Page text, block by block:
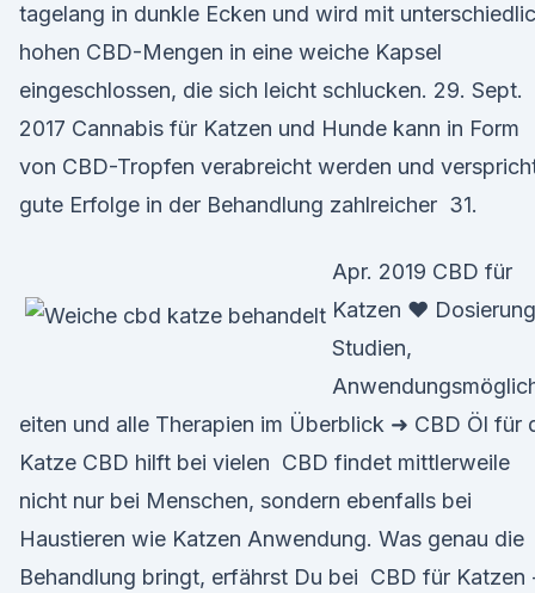
tagelang in dunkle Ecken und wird mit
hohen CBD-Mengen in eine weiche Kapsel
eingeschlossen, die sich leicht schlucken. 29. Sept.
2017 Cannabis für Katzen und Hunde kann in Form
von CBD-Tropfen verabreicht werden und
gute Erfolge in der Behandlung zahlreicher 31.
Apr. 2019 CBD für
Katzen ❤
Studien,
eiten und alle Therapien im Überblick ➜ CBD Öl für
Katze CBD hilft bei vielen CBD findet mittlerweile
nicht nur bei Menschen, sondern ebenfalls bei
Haustieren wie Katzen Anwendung. Was genau die
Behandlung bringt, erfährst Du bei CBD für Katzen